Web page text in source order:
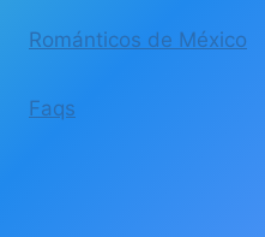
Románticos de México
Faqs